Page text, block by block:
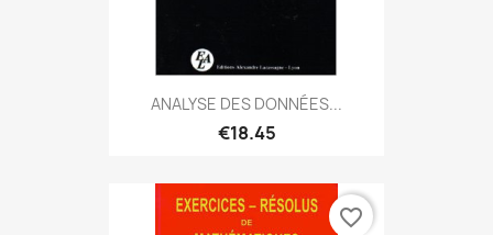
ANALYSE DES DONNÉES...
€18.45
favorite_border